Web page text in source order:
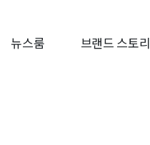
뉴스룸 브랜드 스토리